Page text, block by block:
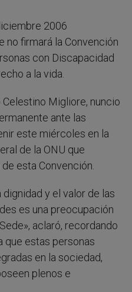
2006
no firmará la Convención
con Discapacidad
a la vida.
Migliore, nuncio
ante las
este miércoles en la
de la ONU que
esta Convención.
y el valor de las
es una preocupación
aclaró, recordando
que estas personas
en la sociedad,
plenos e